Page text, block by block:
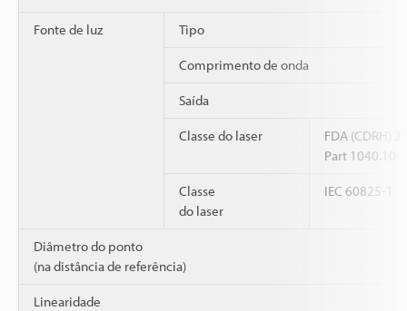
Fonte de luz Tipo
Comprimento de onda
Saída
Classe do laser
FDA (CDRH)
Part 1040.10
Classe
do laser
IEC 60825-1
Diâmetro do ponto
(na distância de referência)
Linearidade